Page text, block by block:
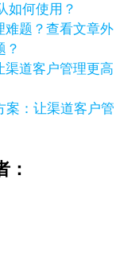
如何使用？
查看文章外
？
案：让渠道客户管
：